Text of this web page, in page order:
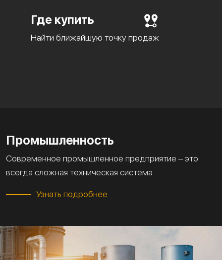
Где купить
Найти ближайшую точку продаж
Промышленность
Современное промышленное предприятие – это
всегда сложная техническая система.
Узнать подробнее